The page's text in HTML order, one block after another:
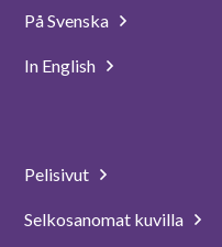
På Svenska
In English
Pelisivut
Selkosanomat kuvilla